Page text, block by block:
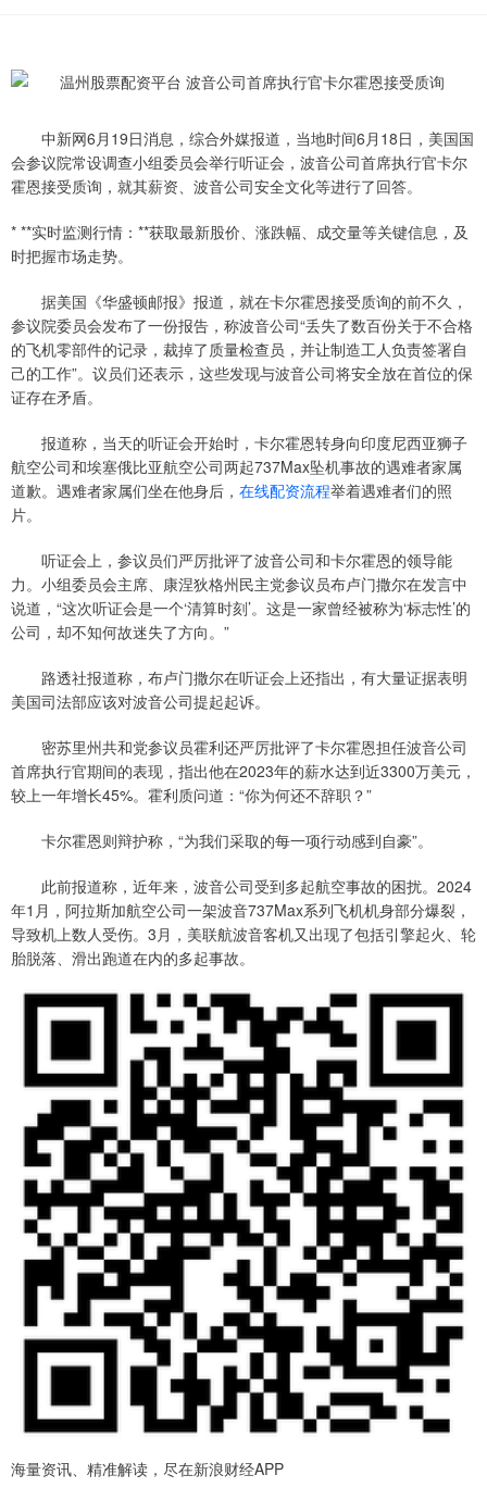
中新网6月19日消息，综合外媒报道，当地时间6月18日，美国国
会参议院常设调查小组委员会举行听证会，波音公司首席执行官卡尔
霍恩接受质询，就其薪资、波音公司安全文化等进行了回答。
* **实时监测行情：**获取最新股价、涨跌幅、成交量等关键信息，及
时把握市场走势。
据美国《华盛顿邮报》报道，就在卡尔霍恩接受质询的前不久，
参议院委员会发布了一份报告，称波音公司“丢失了数百份关于不合格
的飞机零部件的记录，裁掉了质量检查员，并让制造工人负责签署自
己的工作”。议员们还表示，这些发现与波音公司将安全放在首位的保
证存在矛盾。
报道称，当天的听证会开始时，卡尔霍恩转身向印度尼西亚狮子
航空公司和埃塞俄比亚航空公司两起737Max坠机事故的遇难者家属
道歉。遇难者家属们坐在他身后， 在线配资流程举着遇难者们的照
片。
听证会上，参议员们严厉批评了波音公司和卡尔霍恩的领导能
力。小组委员会主席、康涅狄格州民主党参议员布卢门撒尔在发言中
说道，“这次听证会是一个‘清算时刻’。这是一家曾经被称为‘标志性’的
公司，却不知何故迷失了方向。”
路透社报道称，布卢门撒尔在听证会上还指出，有大量证据表明
美国司法部应该对波音公司提起起诉。
密苏里州共和党参议员霍利还严厉批评了卡尔霍恩担任波音公司
首席执行官期间的表现，指出他在2023年的薪水达到近3300万美元，
较上一年增长45%。霍利质问道：“你为何还不辞职？”
卡尔霍恩则辩护称，“为我们采取的每一项行动感到自豪”。
此前报道称，近年来，波音公司受到多起航空事故的困扰。2024
年1月，阿拉斯加航空公司一架波音737Max系列飞机机身部分爆裂，
导致机上数人受伤。3月，美联航波音客机又出现了包括引擎起火、轮
胎脱落、滑出跑道在内的多起事故。
海量资讯、精准解读，尽在新浪财经APP